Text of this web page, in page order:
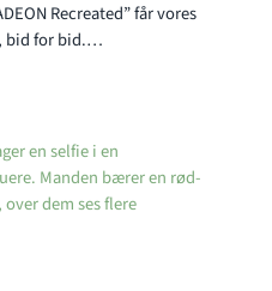
Recreated” får vores
bid for bid.…